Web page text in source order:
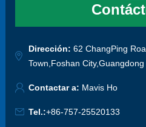
Dirección: 62 ChangPing
Town,Foshan
Contactar a: Mavis Ho
Tel.:+86-757-25520133